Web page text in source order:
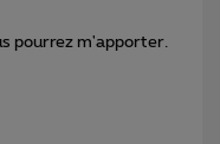
pourrez m'apporter.